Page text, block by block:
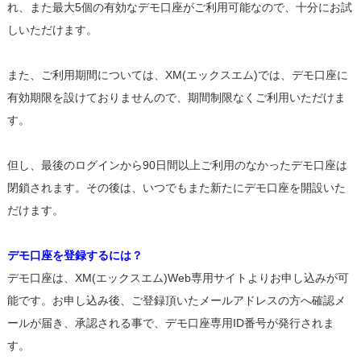
れ、また最大5個の有効なデモ口座がご利用可能なので、十分にお試
しいただけます。
また、ご利用期間については、XM(エックスエム)では、デモ口座に
有効期限を設けておりませんので、期間制限なくご利用いただけま
す。
但し、最後のログインから90日間以上ご利用のなかったデモ口座は
閉鎖されます。その後は、いつでもまた新たにデモ口座を開設いた
だけます。
デモ口座を登録するには？
デモ口座は、XM(エックスエム)Web専用サイトよりお申し込みが可
能です。お申し込み後、ご登録頂いたメールアドレスの方へ確認メ
ールが届き、承認される事で、デモ口座専用ID番号が発行されま
す。